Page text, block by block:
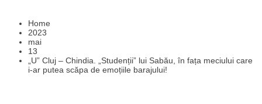
Home
2023
mai
13
„U” Cluj – Chindia. „Studenții” lui Sabău, în fața meciului care
i-ar putea scăpa de emoțiile barajului!